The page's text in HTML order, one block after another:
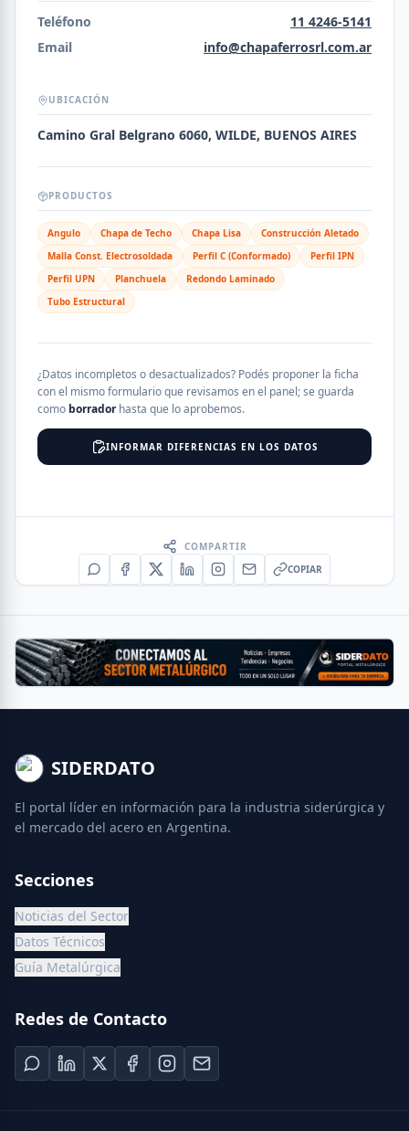
Teléfono
11 4246-5141
Email
info@chapaferrosrl.com.ar
UBICACIÓN
Camino Gral Belgrano 6060, WILDE, BUENOS AIRES
PRODUCTOS
Angulo Chapa de Techo Chapa Lisa
Construcción Aletado
Malla Const. Electrosoldada
Perfil C (Conformado)
Perfil IPN
Perfil UPN
Planchuela
Redondo Laminado
Tubo Estructural
¿Datos incompletos o desactualizados? Podés proponer la ficha
con el mismo formulario que revisamos en el panel; se guarda
como borradorhasta que lo aprobemos.
INFORMAR DIFERENCIAS EN LOS DATOS
COMPARTIR
COPIAR
SIDERDATO
El portal líder en información para la industria siderúrgica y
el mercado del acero en Argentina.
Secciones
Noticias del Sector
Datos Técnicos
Guía Metalúrgica
Redes de Contacto